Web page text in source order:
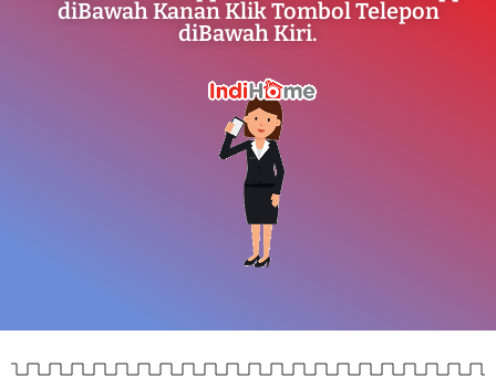
diBawah Kanan Klik Tombol Telepon
diBawah Kiri.